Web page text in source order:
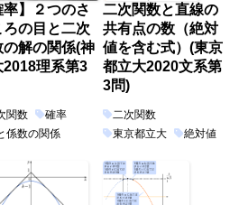
率】２つのさ
ろの目と二次
の解の関係(神
2018理系第3
関数
確率
係数の関係
二次関数と直線の
共有点の数（絶対
値を含む式）(東京
都立大2020文系第
3問)
二次関数
東京都立大
絶対値